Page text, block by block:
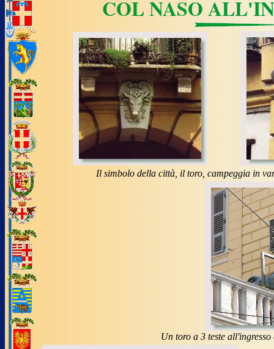
COL NASO
Il simbolo della città, il toro, campeggia in
Un toro a 3 teste